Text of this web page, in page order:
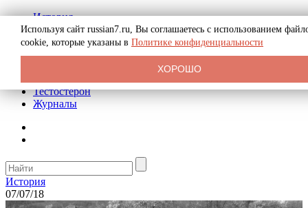
История
Биография
Криминал
Реклама на сайте
Тестостерон
Журналы
История
07/07/18
Используя сайт russian7.ru, Вы соглашаетесь с использованием
cookie, которые указаны в Политике конфиденциальности
ХОРОШО